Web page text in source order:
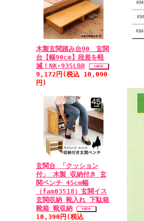
木製玄関踏み台90 玄関
台【幅90cm】段差を軽
減！NK-935LBR
9,172円(税込 10,090
円)
玄関台 「クッション
付」 木製 収納付き 玄
関ベンチ 45cm幅
（fam03518）玄関イス
玄関収納 靴入れ 下駄箱
靴箱 靴収納
10,390円(税込